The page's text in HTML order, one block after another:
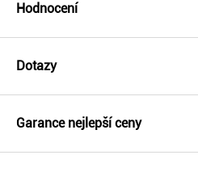
Hodnocení
Dotazy
Garance nejlepší ceny